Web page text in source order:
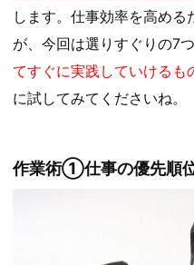
します。仕事効率を高め
が、今回は選りすぐりの7
てすぐに実践していけるも
に試してみてくださいね。
作業術①仕事の優先順